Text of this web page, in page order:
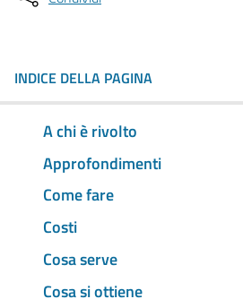
INDICE DELLA PAGINA
A chi è rivolto
Approfondimenti
Come fare
Costi
Cosa serve
Cosa si ottiene